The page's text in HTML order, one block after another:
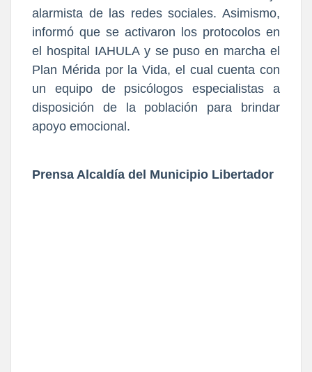
alarmista de las redes sociales. Asimismo,
informó que se activaron los protocolos en
el hospital IAHULA y se puso en marcha el
Plan Mérida por la Vida, el cual cuenta con
un equipo de psicólogos especialistas a
disposición de la población para brindar
apoyo emocional.
Prensa Alcaldía del Municipio Libertador